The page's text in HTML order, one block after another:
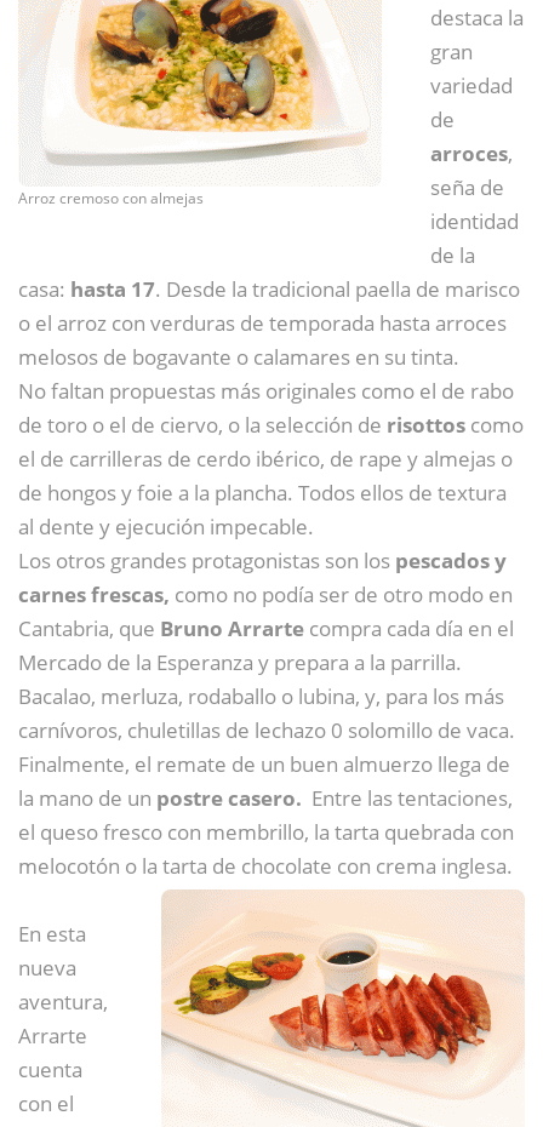
Arroz cremoso con almejas
destaca la
gran
variedad
de
arroces,
seña de
identidad
de la
casa: hasta 17. Desde la tradicional paella de marisco
o el arroz con verduras de temporada hasta arroces
melosos de bogavante o calamares en su tinta.
No faltan propuestas más originales como el de rabo
de toro o el de ciervo, o la selección de risottos como
el de carrilleras de cerdo ibérico, de rape y almejas o
de hongos y foie a la plancha. Todos ellos de textura
al dente y ejecución impecable.
Los otros grandes protagonistas son los pescados y
carnes frescas, como no podía ser de otro modo en
Cantabria, que Bruno Arrarte compra cada día en el
Mercado de la Esperanza y prepara a la parrilla.
Bacalao, merluza, rodaballo o lubina, y, para los más
carnívoros, chuletillas de lechazo 0 solomillo de vaca.
Finalmente, el remate de un buen almuerzo llega de
la mano de un postre casero. Entre las tentaciones,
el queso fresco con membrillo, la tarta quebrada con
melocotón o la tarta de chocolate con crema inglesa.
En esta
nueva
aventura,
Arrarte
cuenta
con el